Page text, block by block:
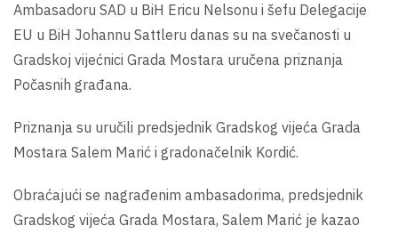
Ambasadoru SAD u BiH Ericu Nelsonu i šefu Delegacije
EU u BiH Johannu Sattleru danas su na svečanosti u
Gradskoj vijećnici Grada Mostara uručena priznanja
Počasnih građana.
Priznanja su uručili predsjednik Gradskog vijeća Grada
Mostara Salem Marić i gradonačelnik Kordić.
Obraćajući se nagrađenim ambasadorima, predsjednik
Gradskog vijeća Grada Mostara, Salem Marić je kazao